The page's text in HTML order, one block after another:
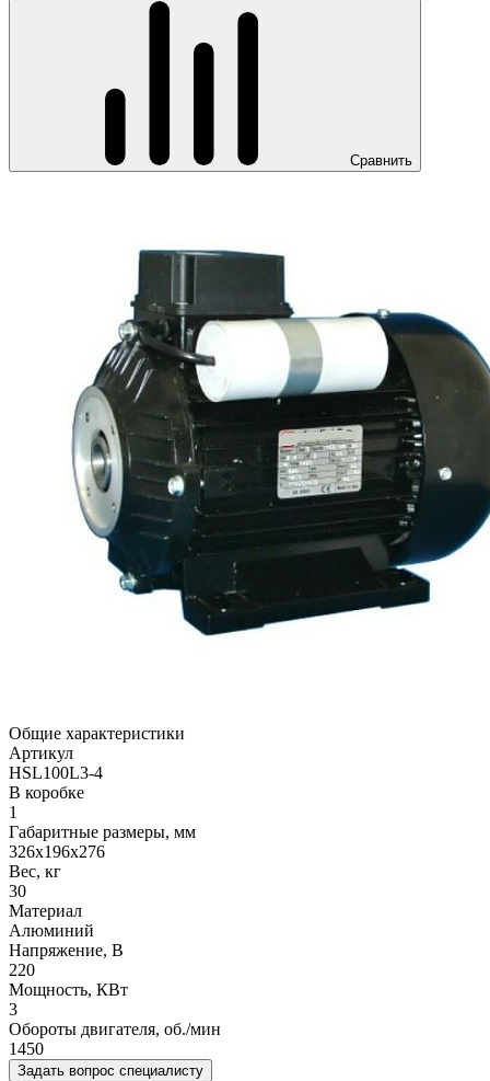
Сравнить
Общие характеристики
Артикул
HSL100L3-4
В коробке
1
Габаритные размеры, мм
326х196х276
Вес, кг
30
Материал
Алюминий
Напряжение, В
220
Мощность, КВт
3
Обороты двигателя, об./мин
1450
Задать вопрос специалисту